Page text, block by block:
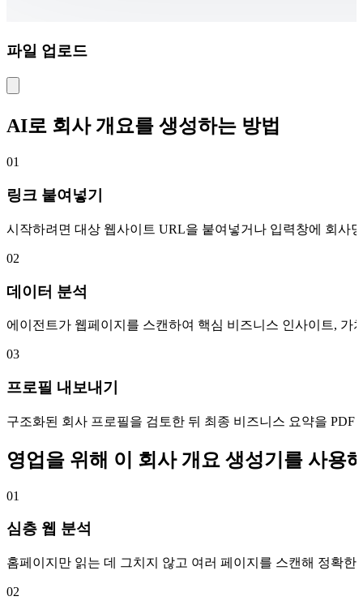
파일 업로드
AI로 회사 개요를 생성하는 방법
01
링크 붙여넣기
시작하려면 대상 웹사이트 URL을 붙여넣거나 입력창에 회사
02
데이터 분석
에이전트가 웹페이지를 스캔하여 핵심 비즈니스 인사이트, 가
03
프로필 내보내기
구조화된 회사 프로필을 검토한 뒤 최종 비즈니스 요약을 PDF
영업을 위해 이 회사 개요 생성기를 사용
01
심층 웹 분석
홈페이지만 읽는 데 그치지 않고 여러 페이지를 스캔해 정확
02